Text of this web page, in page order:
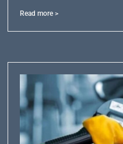
Read more >